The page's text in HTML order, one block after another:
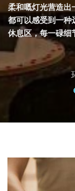
柔和嘅灯光营造出
都可以感受到一种
休息区，每一碌细